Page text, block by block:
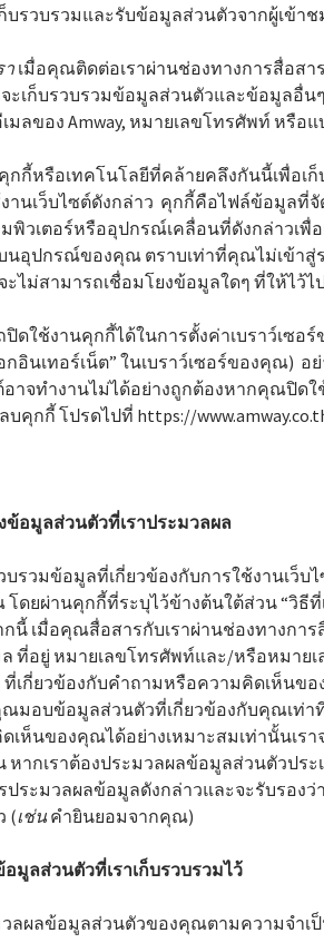
ก็บรวบรวมและรับข้อมูลส่วนตัวจากผู้เข้า
า เมื่อคุณติดต่อเราผ่านช่องทางการสื่อสา
จะเก็บรวบรวมข้อมูลส่วนตัวและข้อมูล
มลของ Amway, หมายเลขโทรศัพท์ หรือ
กกี้หรือเทคโนโลยีที่คล้ายคลึงกันนี้เพื่อเ
านเว็บไซต์ดังกล่าว คุกกี้คือไฟล์ข้อมูลที่
พิวเตอร์หรืออุปกรณ์เคลื่อนที่ดังกล่าวเพื่
นอุปกรณ์ของคุณ ตราบเท่าที่คุณไม่เข้าสู่
ะไม่สามารถเชื่อมโยงข้อมูลใดๆ ที่ให้ไว้
ดใช้งานคุกกี้ได้ในการตั้งค่าเบราว์เซ
กอินเทอร์เน็ต” ในเบราว์เซอร์ของคุณ)
อาจทำงานไม่ได้อย่างถูกต้องหากคุณปิด
บคุกกี้ โปรดไปที่ https://
ข้อมูลส่วนตัวที่เราประมวลผล
วบรวมข้อมูลที่เกี่ยวข้องกับการใช้งานเว็
ดยผ่านคุกกี้ที่ระบุไว้ข้างต้นใต้ส่วน “วิธี
นี้ เมื่อคุณสื่อสารกับเราผ่านช่องทางกา
ที่อยู่ หมายเลขโทรศัพท์และ/หรือหมาย
เกี่ยวข้องกับคำถามหรือความคิดเห็นข
มอบข้อมูลส่วนตัวที่เกี่ยวข้องกับคุณเท่า
เห็นของคุณได้อย่างเหมาะสมเท่านั้นเ
หากเราต้องประมวลผลข้อมูลส่วนตัวปร
ประมวลผลข้อมูลดังกล่าวและจะรับรอง
(เช่น คำยินยอมจากคุณ)
อมูลส่วนตัวที่เราเก็บรวบรวมไว้
วลผลข้อมูลส่วนตัวของคุณตามความจำเ